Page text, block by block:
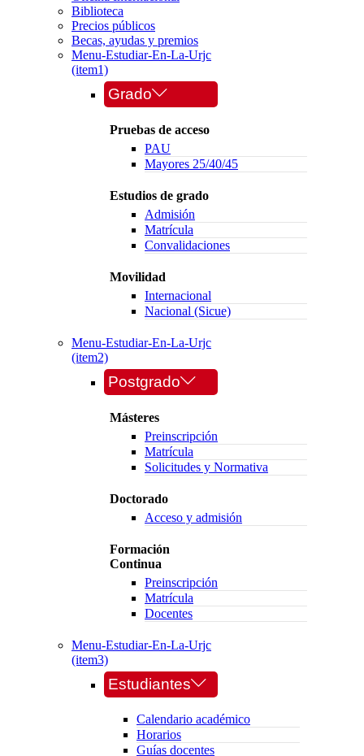
Biblioteca
Precios públicos
Becas, ayudas y premios
Menu-Estudiar-En-La-Urjc
(item1)
Grado
Pruebas de acceso
PAU
Mayores 25/40/45
Estudios de grado
Admisión
Matrícula
Convalidaciones
Movilidad
Internacional
Nacional (Sicue)
Menu-Estudiar-En-La-Urjc
(item2)
Postgrado
Másteres
Preinscripción
Matrícula
Solicitudes y Normativa
Doctorado
Acceso y admisión
Formación
Continua
Preinscripción
Matrícula
Docentes
Menu-Estudiar-En-La-Urjc
(item3)
Estudiantes
Calendario académico
Horarios
Guías docentes